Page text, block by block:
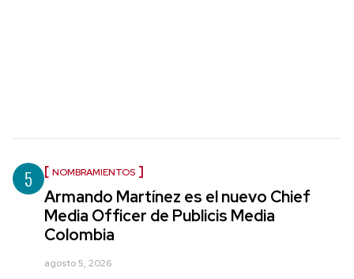
5 NOMBRAMIENTOS
Armando Martínez es el nuevo Chief
Media Officer de Publicis Media
Colombia
agosto 5, 2026